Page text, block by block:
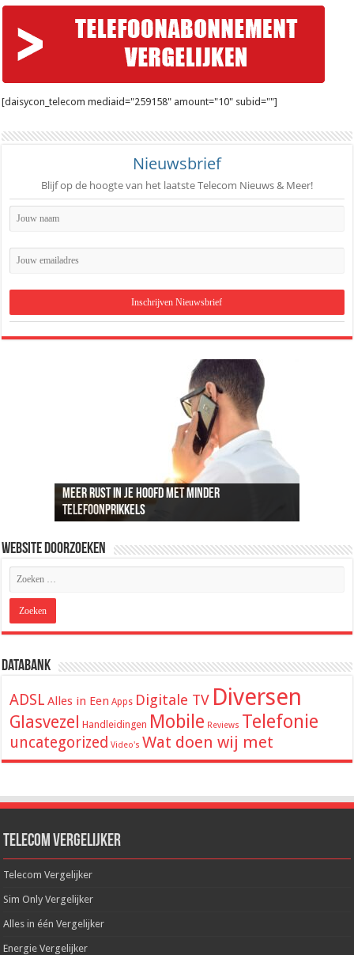
[daisycon_telecom mediaid="259158" amount="10" subid=""]
Nieuwsbrief
Blijf op de hoogte van het laatste Telecom Nieuws & Meer!
Meer rust in je hoofd met minder
telefoonprikkels
Recreatief doelschieten groeit uit tot een
populaire vrijetijdsbesteding
Loungeset kopen: 9 tips voor het uitzoeken van
de juiste set
De beste audio en beelden thuis: dit heb je
hiervoor nodig
ADSL snelheid uitgelegd: wat je kunt
verwachten van je internetverbinding
Website Doorzoeken
Databank
ADSL Alles in Een Apps Digitale TV Diversen
Glasvezel Handleidingen Mobile Reviews Telefonie
uncategorized Video's Wat doen wij met
Telecom Vergelijker
Telecom Vergelijker
Sim Only Vergelijker
Alles in één Vergelijker
Energie Vergelijker